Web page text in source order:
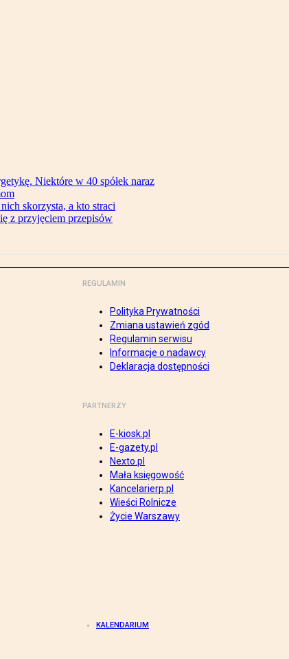
Niektóre w 40 spółek naraz
skorzysta, a kto straci
z przyjęciem przepisów
REGULAMIN
Polityka Prywatności
Zmiana ustawień zgód
Regulamin serwisu
Informacje o nadawcy
Deklaracja dostępności
PARTNERZY
E-kiosk.pl
E-gazety.pl
Nexto.pl
Mała księgowość
Kancelarierp.pl
Wieści Rolnicze
Życie Warszawy
KALENDARIUM